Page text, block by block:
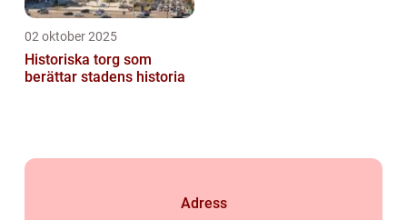
02 oktober 2025
Historiska torg som
berättar stadens historia
Adress